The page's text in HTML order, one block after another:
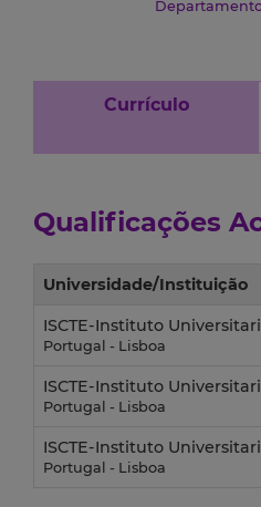
Currículo
Qualificações
Universidade/Instituição
ISCTE-Instituto
Portugal - Lisboa
ISCTE-Instituto
Portugal - Lisboa
ISCTE-Instituto
Portugal - Lisboa